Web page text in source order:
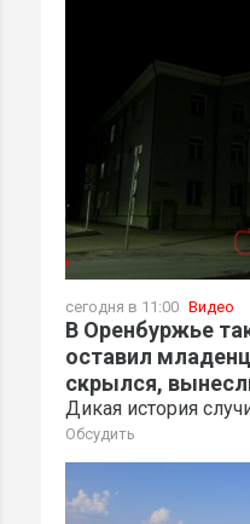
сегодня в 11:00 Видео
В Оренбуржье
оставил
скрылся,
Дикая история
Обсудить